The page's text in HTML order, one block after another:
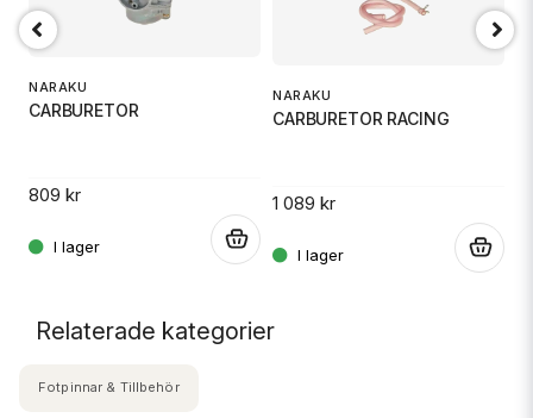
NARAKU
CARBURETOR
809 kr
NARAKU
CARBURETOR RACING
1 089 kr
Relaterade kategorier
Fotpinnar & Tillbehör